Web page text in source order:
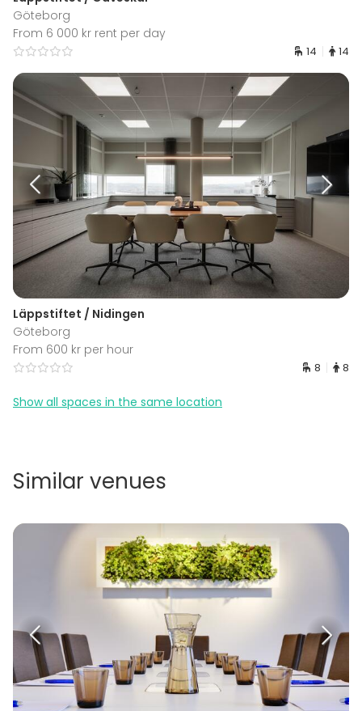
Göteborg
From 6 000 kr rent per day
14 14
Läppstiftet / Nidingen
Göteborg
From 600 kr per hour
8 8
Show all spaces in the same location
Similar venues